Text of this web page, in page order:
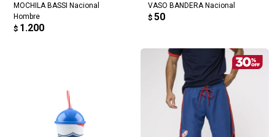
MOCHILA BASSI Nacional
Hombre
$ 1.200
VASO BANDERA Nacional
$ 50